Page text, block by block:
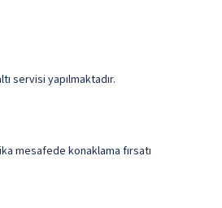
servisi yapılmaktadır.
mesafede konaklama fırsatı